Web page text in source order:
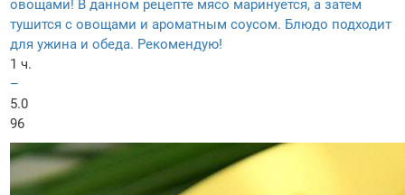
овощами! В данном рецепте мясо маринуется, а затем
тушится с овощами и ароматным соусом. Блюдо подходит
для ужина и обеда. Рекомендую!
1 ч.
–
5.0
96